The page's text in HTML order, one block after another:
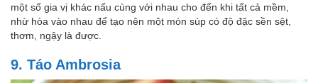
một số gia vị khác nấu cùng với nhau cho đến khi tất cả mềm,
nhừ hòa vào nhau để tạo nên một món súp có độ đặc sền sệt,
thơm, ngậy là được.
9. Táo Ambrosia